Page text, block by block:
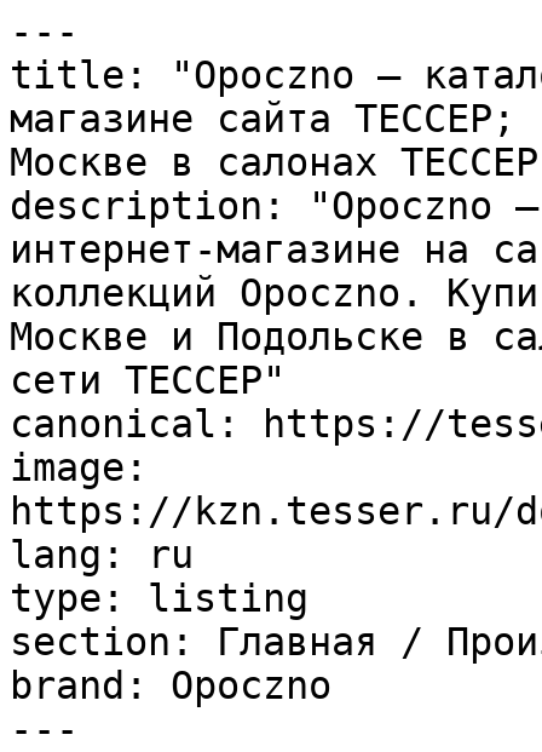
---
title: "Opoczno –
магазине сайта ТЕССЕР;
Москве в салонах
description: "Opoczno –
интернет-магазине на
коллекций Opoczno.
Москве и Подольске в
сети ТЕССЕР"
canonical: https://
image:
https://kzn.tesser.ru/
lang: ru
type: listing
section: Главная /
brand: Opoczno
---